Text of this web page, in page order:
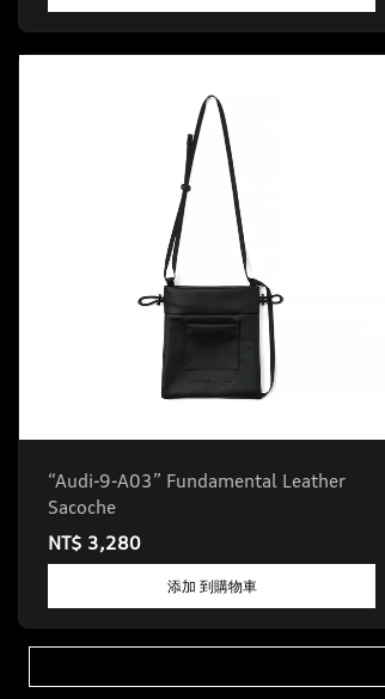
“Audi-9-A03” Fundamental Leather
Sacoche
NT$ 3,280
添加 到購物車